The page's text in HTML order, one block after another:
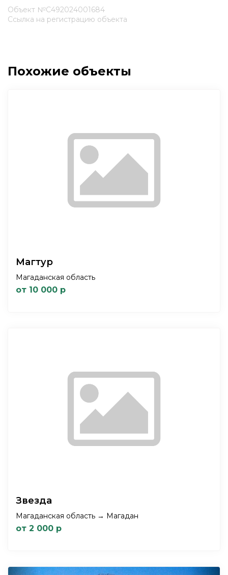
Объект №С492024001684
Ссылка на регистрацию объекта
Похожие объекты
Магтур
Магаданская область
от 10 000 р
Звезда
Магаданская область → Магадан
от 2 000 р